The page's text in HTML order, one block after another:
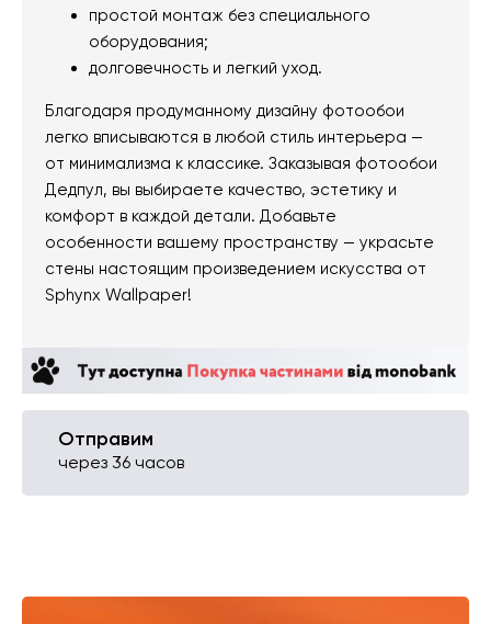
простой монтаж без специального
оборудования;
долговечность и легкий уход.
Благодаря продуманному дизайну фотообои
легко вписываются в любой стиль интерьера —
от минимализма к классике. Заказывая фотообои
Дедпул, вы выбираете качество, эстетику и
комфорт в каждой детали. Добавьте
особенности вашему пространству — украсьте
стены настоящим произведением искусства от
Sphynx Wallpaper!
Отправим
через 36 часов